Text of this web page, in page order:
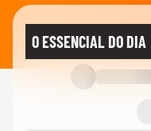
O ESSENCIAL DO DIA